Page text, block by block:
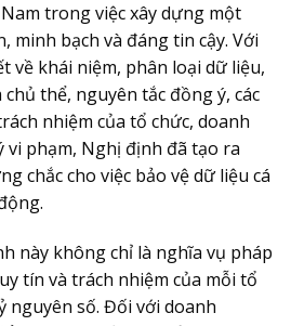
trong việc xây dựng một
minh bạch và đáng tin cậy. Với
về khái niệm, phân loại dữ liệu,
thể, nguyên tắc đồng ý, các
nhiệm của tổ chức, doanh
vi phạm, Nghị định đã tạo ra
chắc cho việc bảo vệ dữ liệu cá
này không chỉ là nghĩa vụ pháp
tín và trách nhiệm của mỗi tổ
nguyên số. Đối với doanh